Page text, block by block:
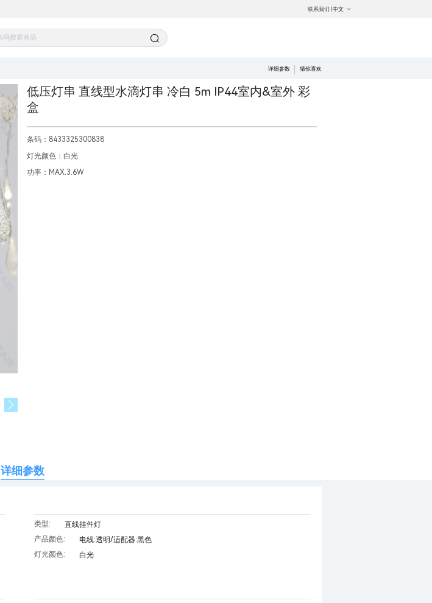
联系我们 |中文
详细参数 猜你喜欢
低压灯串 直线型水滴灯串 冷白 5m IP44室内&室外 彩
盒
条码：8433325300838
灯光颜色：白光
功率：MAX.3.6W
详细参数
类型:
直线挂件灯
产品颜色:
电线:透明/适配器:黑色
灯光颜色:
白光